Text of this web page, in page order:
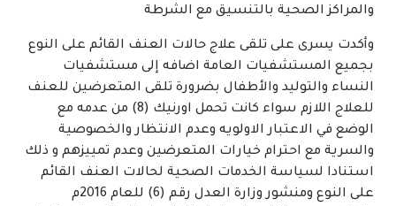
والمراكز الصحية بالتنسيق مع الشرطة
وأكدت يسرى على تلقى علاج حالات العنف القائم على النوع
بجميع المستشفيات العامة اضافه إلى مستشفيات
النساء والتوليد والأطفال بضرورة تلقى المتعرضين للعنف
للعلاج اللازم سواء كانت تحمل اورنيك (8) من عدمه مع
الوضع في الاعتبار الاولويه وعدم الانتظار والخصوصية
والسرية مع احترام خيارات المتعرضين وعدم تمييزهم و ذلك
استنادا لسياسة الخدمات الصحية لحالات العنف القائم
على النوع ومنشور وزارة العدل رقم (6) للعام 2016م